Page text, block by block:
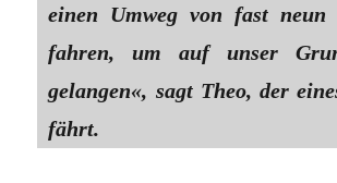
einen Umweg von fast neun
fahren, um auf unser
gelangen«, sagt Theo, der
fährt.